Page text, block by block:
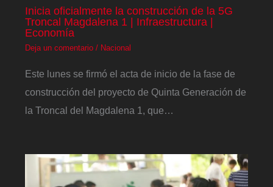
Inicia oficialmente la construcción de la 5G
Troncal Magdalena 1 | Infraestructura |
Economía
Deja un comentario / Nacional
Este lunes se firmó el acta de inicio de la fase de
construcción del proyecto de Quinta Generación de
la Troncal del Magdalena 1, que…